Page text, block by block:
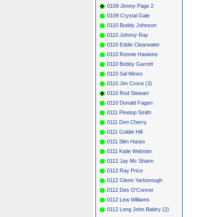
0109 Jimmy Page 2
0109 Crystal Gale
0110 Buddy Johnson
0110 Johnny Ray
0110 Eddie Clearwater
0110 Ronnie Hawkins
0110 Bobby Garrett
0110 Sal Mineo
0110 Jim Croce (3)
0110 Rod Stewart
0110 Donald Fagen
0111 Pinetop Smith
0111 Don Cherry
0111 Goldie Hill
0111 Slim Harpo
0111 Katie Webster
0112 Jay Mc Shann
0112 Ray Price
0112 Glenn Yarborough
0112 Des O'Connor
0112 Lew Williams
0112 Long John Baldry (2)